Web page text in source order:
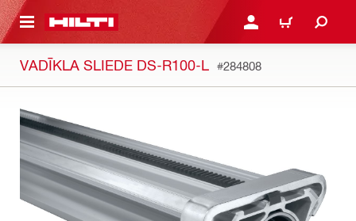
SATURU PIESLĒGTIES VAI
IEPIRKŠANĀS
VADĪKLA SLIEDE DS-R100-L #284808